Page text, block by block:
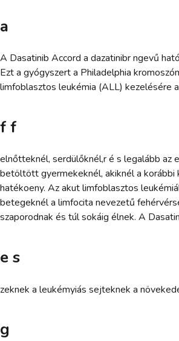
a
A Dasatinib Accord a dazatinibr ngevű
Ezt a gyógyszert a Philadelphia
limfoblasztos leukémia (ALL) kezelésére
f f
elnőtteknél, serdülőknél,r é s legalább az
betöltött gyermekeknél, akiknél a korábbi
hatékoeny. Az akut limfoblasztos
betegeknél a limfocita nevezetű
szaporodnak és túl sokáig élnek. A
e s
zeknek a leukémyiás sejteknek a
g